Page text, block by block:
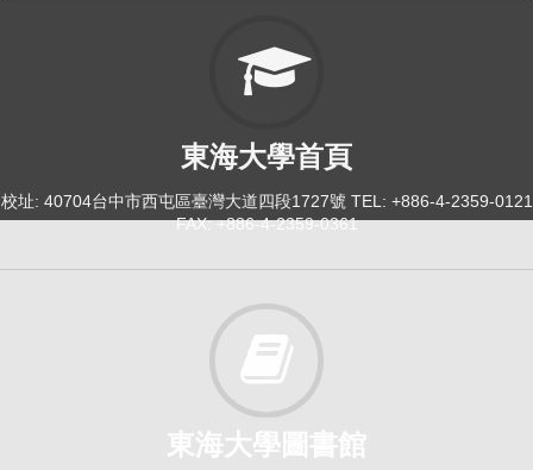
東海大學首頁
校址: 40704台中市西屯區臺灣大道四段1727號 TEL: +886-4-2359-0121
FAX: +886-4-2359-0361
東海大學圖書館